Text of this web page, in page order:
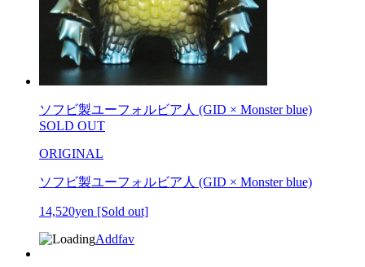
ソフビ製ユーフォルビア人 (GID × Monster blue)
SOLD OUT
ORIGINAL
ソフビ製ユーフォルビア人 (GID × Monster blue)
14,520yen [Sold out]
Addfav